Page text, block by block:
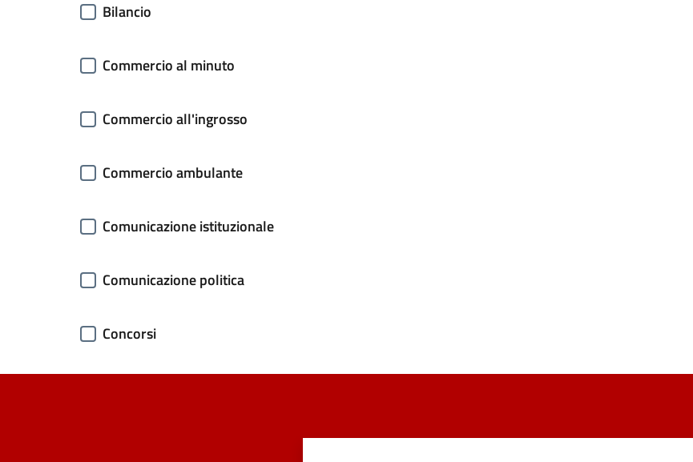
Bilancio
Commercio al minuto
Commercio all'ingrosso
Commercio ambulante
Comunicazione istituzionale
Comunicazione politica
Concorsi